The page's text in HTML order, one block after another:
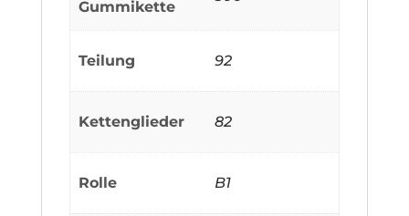
Gummikette
Teilung 92
Kettenglieder 82
Rolle B1